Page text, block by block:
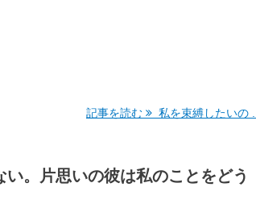
記事を読む 私を束縛したいの ...
。片思いの彼は私のことをどう